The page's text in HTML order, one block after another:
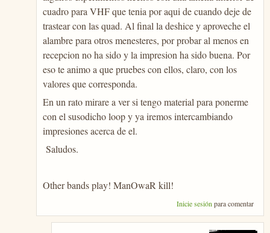
cuadro para VHF que tenia por aqui de cuando deje de
trastear con las quad. Al final la deshice y aproveche el
alambre para otros menesteres, por probar al menos en
recepcion no ha sido y la impresion ha sido buena. Por
eso te animo a que pruebes con ellos, claro, con los
valores que corresponda.
En un rato mirare a ver si tengo material para ponerme
con el susodicho loop y ya iremos intercambiando
impresiones acerca de el.
Saludos.
Other bands play! ManOwaR kill!
Inicie sesión para comentar